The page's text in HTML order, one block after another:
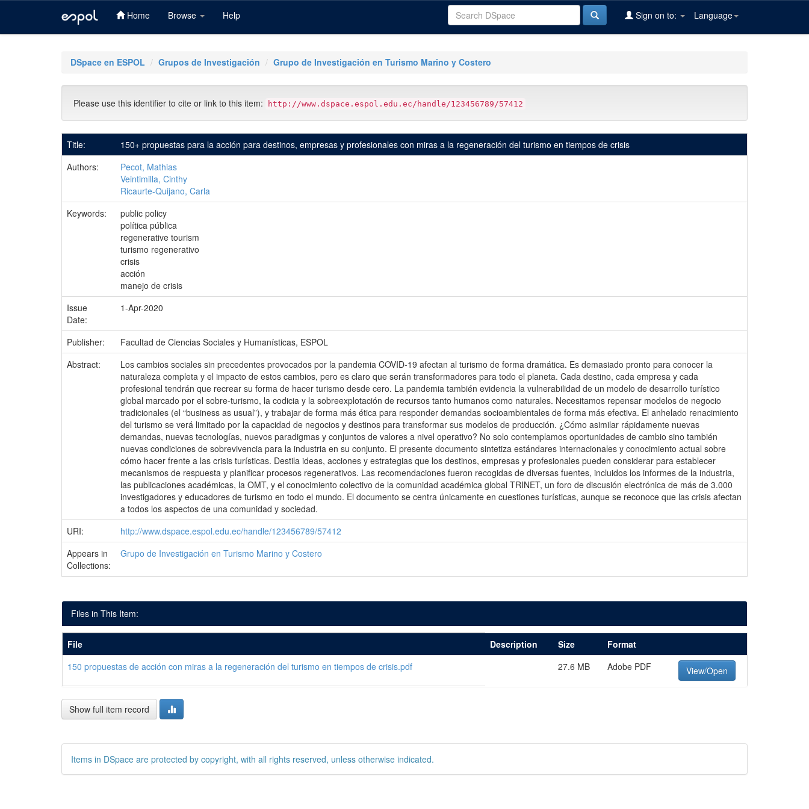
Home Browse Help Language
Sign on to:
DSpace en ESPOL Grupos de Investigación Grupo de Investigación en Turismo Marino y Costero
Please use this identifier to cite or link to this item: http://www.dspace.espol.edu.ec/handle/123456789/57412
Title:
150+ propuestas para la acción para destinos, empresas y profesionales con miras a la regeneración del turismo en tiempos de crisis
Authors:
Pecot, Mathias
Veintimilla, Cinthy
Ricaurte-Quijano, Carla
Keywords:
public policy
política pública
regenerative tourism
turismo regenerativo
crisis
acción
manejo de crisis
Issue
Date:
1-Apr-2020
Publisher:
Facultad de Ciencias Sociales y Humanísticas, ESPOL
Abstract:
Los cambios sociales sin precedentes provocados por la pandemia COVID-19 afectan al turismo de forma dramática. Es demasiado pronto para conocer la
naturaleza completa y el impacto de estos cambios, pero es claro que serán transformadores para todo el planeta. Cada destino, cada empresa y cada
profesional tendrán que recrear su forma de hacer turismo desde cero. La pandemia también evidencia la vulnerabilidad de un modelo de desarrollo turístico
global marcado por el sobre-turismo, la codicia y la sobreexplotación de recursos tanto humanos como naturales. Necesitamos repensar modelos de negocio
tradicionales (el “business as usual”), y trabajar de forma más ética para responder demandas socioambientales de forma más efectiva. El anhelado renacimiento
del turismo se verá limitado por la capacidad de negocios y destinos para transformar sus modelos de producción. ¿Cómo asimilar rápidamente nuevas
demandas, nuevas tecnologías, nuevos paradigmas y conjuntos de valores a nivel operativo? No solo contemplamos oportunidades de cambio sino también
nuevas condiciones de sobrevivencia para la industria en su conjunto. El presente documento sintetiza estándares internacionales y conocimiento actual sobre
cómo hacer frente a las crisis turísticas. Destila ideas, acciones y estrategias que los destinos, empresas y profesionales pueden considerar para establecer
mecanismos de respuesta y planificar procesos regenerativos. Las recomendaciones fueron recogidas de diversas fuentes, incluidos los informes de la industria,
las publicaciones académicas, la OMT, y el conocimiento colectivo de la comunidad académica global TRINET, un foro de discusión electrónica de más de 3.000
investigadores y educadores de turismo en todo el mundo. El documento se centra únicamente en cuestiones turísticas, aunque se reconoce que las crisis afectan
a todos los aspectos de una comunidad y sociedad.
URI:
http://www.dspace.espol.edu.ec/handle/123456789/57412
Appears in
Collections:
Grupo de Investigación en Turismo Marino y Costero
Files in This Item:
File Description Size
Format
150 propuestas de acción con miras a la regeneración del turismo en tiempos de crisis.pdf
27.6 MB Adobe PDF View/Open
Show full item record
Items in DSpace are protected by copyright, with all rights reserved, unless otherwise indicated.